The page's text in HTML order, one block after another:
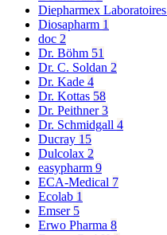
Diepharmex Laboratoires
Diosapharm 1
doc 2
Dr. Böhm 51
Dr. C. Soldan 2
Dr. Kade 4
Dr. Kottas 58
Dr. Peithner3
Dr. Schmidgall 4
Ducray 15
Dulcolax 2
easypharm 9
ECA-Medical 7
Ecolab 1
Emser 5
Erwo Pharma 8